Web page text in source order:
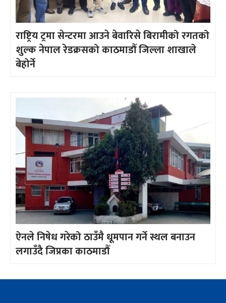
राष्ट्रिय ट्रमा सेन्टरमा आउने बेवारिसे बिरामीको रगतको
शुल्क नेपाल रेडक्रसको काठमाडौँ जिल्ला शाखाले
बेहोर्ने
ऐनले निषेध गरेको ठाउँमै धूमपान गर्ने स्थल बनाउन
लगाउँदै जिप्रका काठमाडौँ